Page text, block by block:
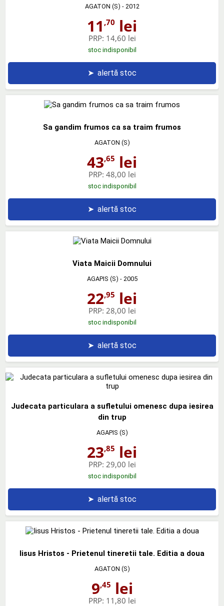
AGATON (S) - 2012
11 ,70 lei
PRP: 14,60 lei
stoc indisponibil
➤ alertă stoc
Sa gandim frumos ca sa traim frumos
AGATON (S)
43,65 lei
PRP: 48,00 lei
stoc indisponibil
➤ alertă stoc
Viata Maicii Domnului
AGAPIS (S) - 2005
22,95 lei
PRP: 28,00 lei
stoc indisponibil
➤ alertă stoc
Judecata particulara a sufletului omenesc dupa iesirea
din trup
AGAPIS (S)
23,85 lei
PRP: 29,00 lei
stoc indisponibil
➤ alertă stoc
Iisus Hristos - Prietenul tineretii tale. Editia a doua
AGATON (S)
9,45 lei
PRP: 11,80 lei